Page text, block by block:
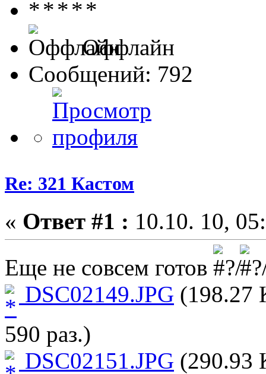
Оффлайн
Сообщений: 792
Re: 321 Кастом
« Ответ #1 : 10.10. 10,
Еще не совсем готов
DSC02149.JPG (198.27
590 раз.)
DSC02151.JPG (290.93